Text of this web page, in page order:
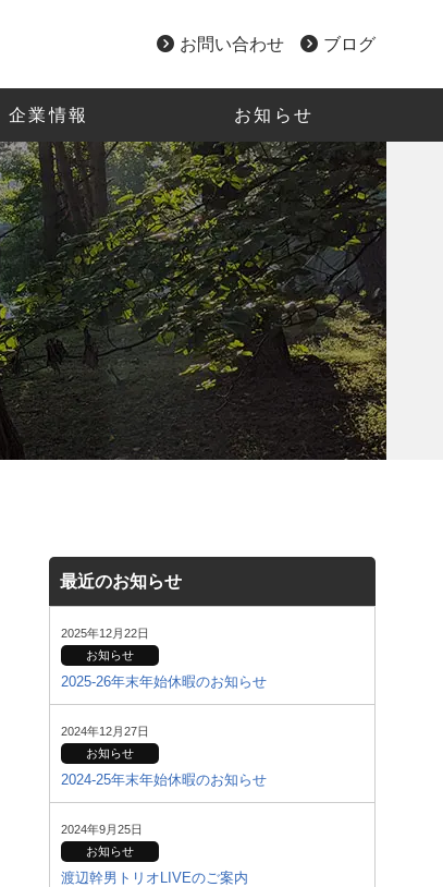
お問い合わせ ブログ
企業情報 お知らせ
最近のお知らせ
2025年12月22日
お知らせ
2025-26年末年始休暇のお知らせ
2024年12月27日
お知らせ
2024-25年末年始休暇のお知らせ
2024年9月25日
お知らせ
渡辺幹男トリオLIVEのご案内